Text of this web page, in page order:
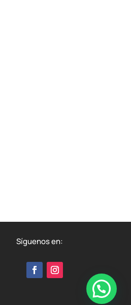
Síguenos en: